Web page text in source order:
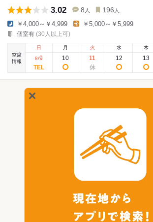
3.02 8 人 196 人
￥4,000～￥4,999 ￥5,000～￥5,999
個室有 (30人以上可)
空席
情報
日
8/9
月
10
火
11
水
12
木
13